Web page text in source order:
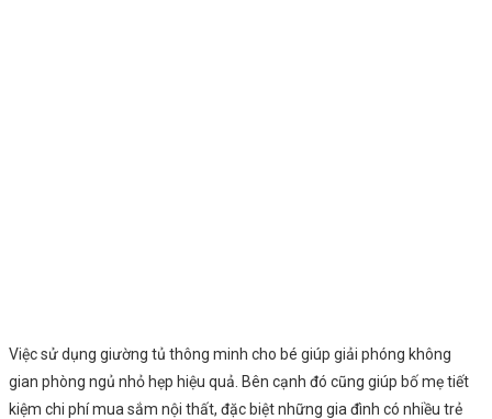
Việc sử dụng giường tủ thông minh cho bé giúp giải phóng không
gian phòng ngủ nhỏ hẹp hiệu quả. Bên cạnh đó cũng giúp bố mẹ tiết
kiệm chi phí mua sắm nội thất, đặc biệt những gia đình có nhiều trẻ